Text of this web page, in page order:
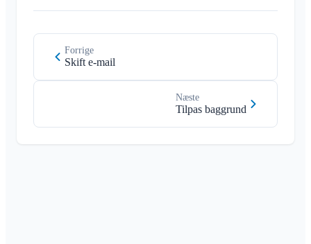
Forrige
Skift e-mail
Næste
Tilpas baggrund